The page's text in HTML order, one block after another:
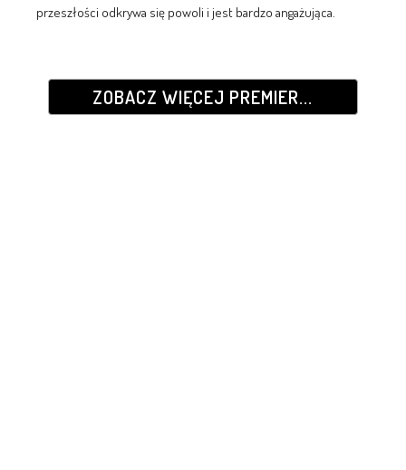
przeszłości odkrywa się powoli i jest bardzo angażująca.
ZOBACZ WIĘCEJ PREMIER...